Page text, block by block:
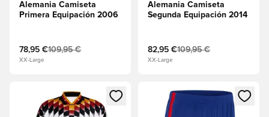
Alemania Camiseta
Primera Equipación 2006
78,95 €109,95 €
XX-Large
Alemania Camiseta
Segunda Equipación 2014
82,95 €109,95 €
XX-Large
Abre un modal para iniciar sesión o registrarse como
Abre un modal para iniciar